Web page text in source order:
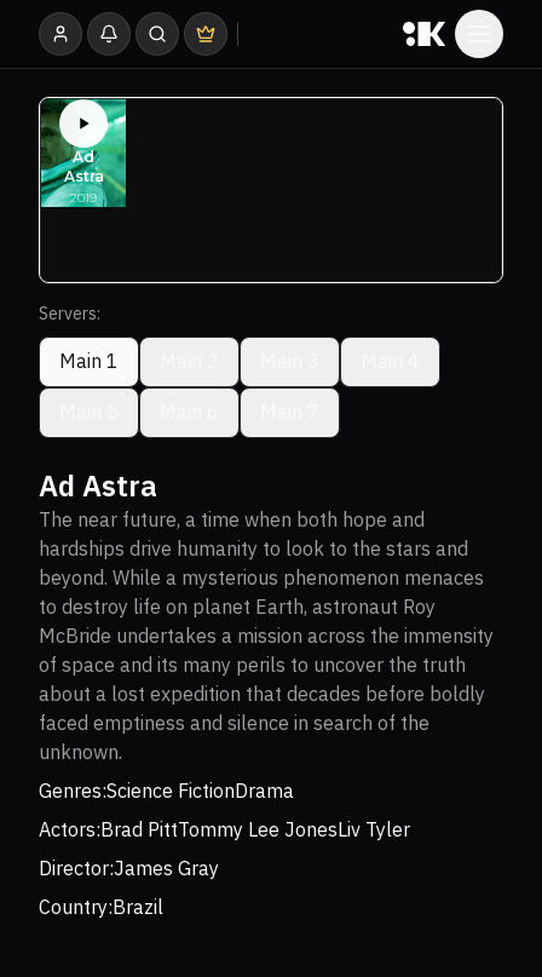
Servers:
Main 1
Ad Astra
The near future, a time when both hope and
hardships drive humanity to look to the stars and
beyond. While a mysterious phenomenon menaces
to destroy life on planet Earth, astronaut Roy
McBride undertakes a mission across the immensity
of space and its many perils to uncover the truth
about a lost expedition that decades before boldly
faced emptiness and silence in search of the
unknown.
Genres:Science FictionDrama
Actors:Brad PittTommy Lee JonesLiv Tyler
Director:James Gray
Country:Brazil